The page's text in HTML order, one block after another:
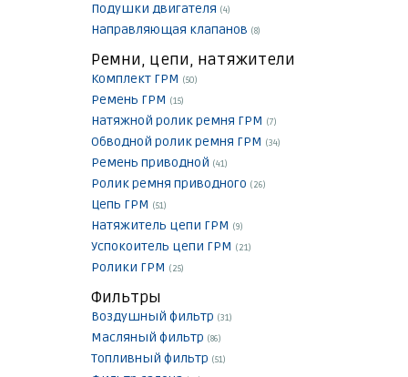
Подушки двигателя (4)
Направляющая клапанов (8)
Ремни, цепи, натяжители
Комплект ГРМ (50)
Ремень ГРМ (15)
Натяжной ролик ремня ГРМ (7)
Обводной ролик ремня ГРМ (34)
Ремень приводной (41)
Ролик ремня приводного (26)
Цепь ГРМ (51)
Натяжитель цепи ГРМ (9)
Успокоитель цепи ГРМ (21)
Ролики ГРМ (25)
Фильтры
Воздушный фильтр (31)
Масляный фильтр (86)
Топливный фильтр (51)